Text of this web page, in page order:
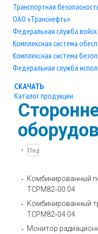
Транспортная
ОАО «Транснефть»
Федеральная служба
Комплексная система
Комплексная система
Федеральная служба
СКАЧАТЬ
Каталог продукции
Комбинированный
ТСРМ82‑00.04
Комбинированный
ТСРМ82‑04.04
Монитор